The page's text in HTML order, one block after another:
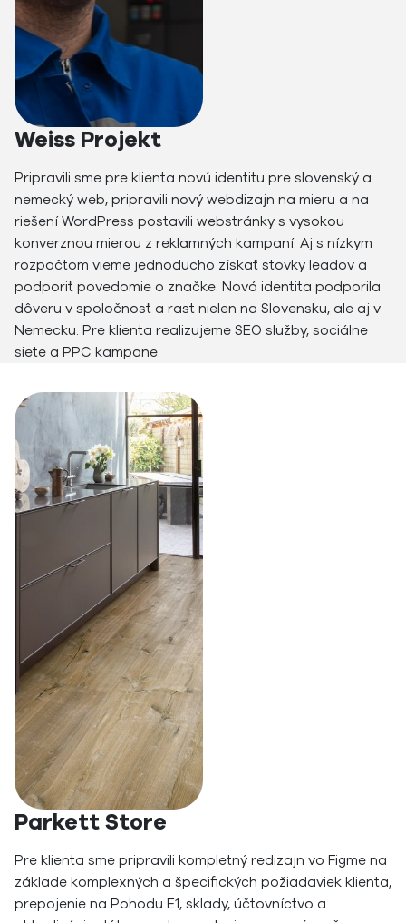
Weiss Projekt
Pripravili sme pre klienta novú identitu pre slovenský a
nemecký web, pripravili nový webdizajn na mieru a na
riešení WordPress postavili webstránky s vysokou
konverznou mierou z reklamných kampaní. Aj s nízkym
rozpočtom vieme jednoducho získať stovky leadov a
podporiť povedomie o značke. Nová identita podporila
dôveru v spoločnosť a rast nielen na Slovensku, ale aj v
Nemecku. Pre klienta realizujeme SEO služby, sociálne
siete a PPC kampane.
Parkett Store
Pre klienta sme pripravili kompletný redizajn vo Figme na
základe komplexných a špecifických požiadaviek klienta,
prepojenie na Pohodu E1, sklady, účtovníctvo a